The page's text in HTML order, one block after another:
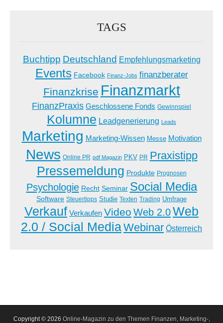
TAGS
Buchtipp Deutschland Empfehlungsmarketing
Events Facebook Finanz-Jobs finanzberater
Finanzkrise Finanzmarkt
FinanzPraxis Geschlossene Fonds Gewinnspiel
Kolumne Leadgenerierung Leads
Marketing Marketing-Wissen Messe Motivation
News Online PR pdf Magazin PKV PR Praxistipp
Pressemeldung Produkte Prognosen
Psychologie Recht Seminar Social Media
Software Steuertipps Studie Texten Trading Umfrage
Verkauf Verkaufen Video Web 2.0Web
2.0 / Social MediaWebinar Österreich
Copyright © 2026 Online-Magazin zu den Themen Finanzen, Marketing-,